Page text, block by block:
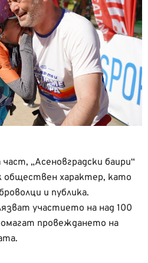
„Асеновградски баири“
обществен характер, като
и публика.
участието на над 100
провеждането на